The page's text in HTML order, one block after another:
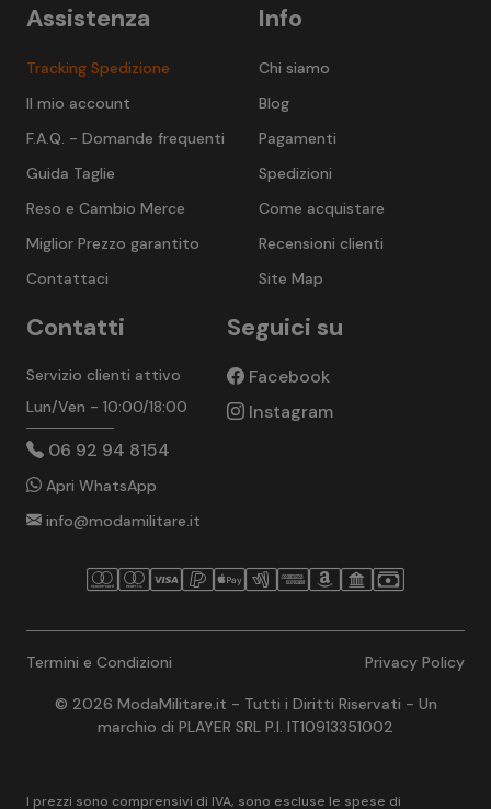
Info
Chi siamo
Blog
Pagamenti
Spedizioni
Come acquistare
Recensioni clienti
Site Map
Assistenza
Tracking Spedizione
Il mio account
F.A.Q. - Domande frequenti
Guida Taglie
Reso e Cambio Merce
Miglior Prezzo garantito
Contattaci
Contatti
Servizio clienti attivo
Lun/Ven - 10:00/18:00
06 92 94 8154
Apri WhatsApp
info@modamilitare.it
Seguici su
Facebook
Instagram
Termini e Condizioni Privacy Policy
© 2026 ModaMilitare.it - Tutti i Diritti Riservati - Un
marchio di PLAYER SRL P.I. IT10913351002
I prezzi sono comprensivi di IVA, sono escluse le spese di